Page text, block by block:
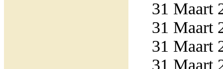
31 Maart
31 Maart
31 Maart
31 Maart